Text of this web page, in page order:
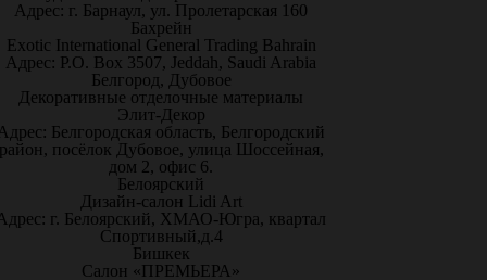
Адрес: г. Барнаул, ул. Пролетарская 160
Бахрейн
Exotic International General Trading Bahrain
Адрес: P.O. Box 3507, Jeddah, Saudi Arabia
Белгород, Дубовое
Декоративные отделочные материалы
Элит-Декор
Белгородская область, Белгородский
посёлок Дубовое, улица Шоссейная,
дом 2, офис 6.
Белоярский
Дизайн-салон Lidi Art
г. Белоярский, ХМАО-Югра, квартал
Спортивный,д.4
Бишкек
Салон «ПРЕМЬЕРА»